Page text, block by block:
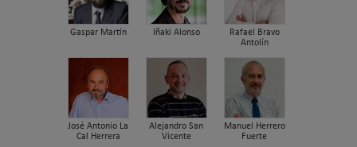
Gaspar Martín Iñaki Alonso
Rafael Bravo
Antolín
José Antonio La
Cal Herrera
Alejandro San
Vicente
Manuel Herrero
Fuerte